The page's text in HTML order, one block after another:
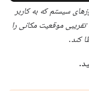
سیستم که به کاربر
موقعیت مکانی را
کند.